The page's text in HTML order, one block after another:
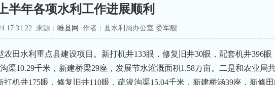
半年各项水利工作进展顺利
17:31:22 来源： 睢县网 作者：县水利局办公室 娄军舰
田水利重点县建设项目。新打机井133眼，修复旧井30眼，配套机井396眼
渠10.29千米，新建桥梁29座，发展节水灌溉面积1.58万亩。二是和农业局
机井175眼，修复旧井110眼，疏浚沟渠15.04千米，新建桥涵39座，新修